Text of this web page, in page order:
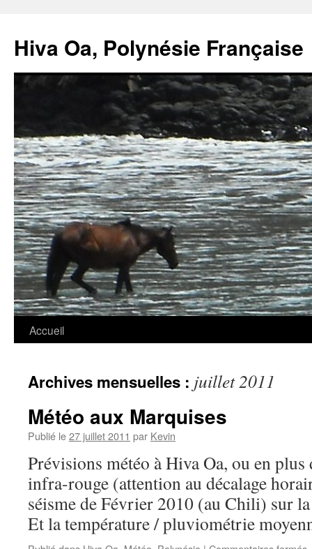
Hiva Oa, Polynésie Française
Accueil
Archives mensuelles : juillet 2011
Météo aux Marquises
Publié le27 juillet 2011 par Kevin
Prévisions météo à Hiva Oa, ou en
infra-rouge (attention au décalage
séisme de Février 2010 (au Chili) sur
Et la température / pluviométrie